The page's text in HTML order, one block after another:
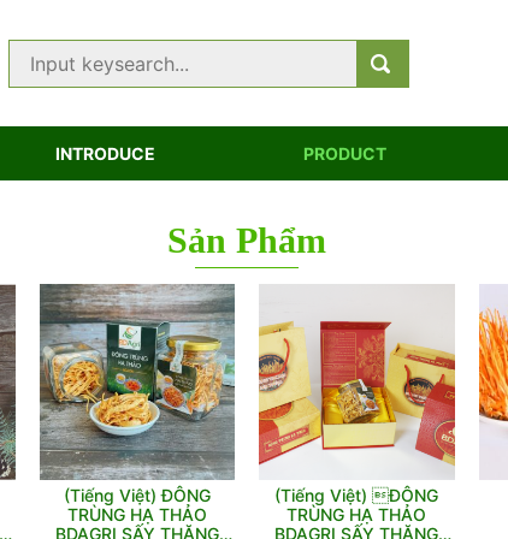
INTRODUCE PRODUCT
Sản Phẩm
(Tiếng Việt) ĐÔNG
TRÙNG HẠ THẢO
BDAGRI SẤY THĂNG
(Tiếng Việt) ĐÔNG
TRÙNG HẠ THẢO
BDAGRI SẤY THĂNG